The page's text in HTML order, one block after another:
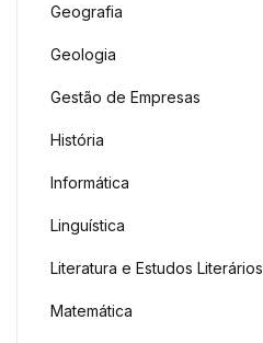
Geografia
Geologia
Gestão de Empresas
História
Informática
Linguística
Literatura e Estudos Literários
Matemática